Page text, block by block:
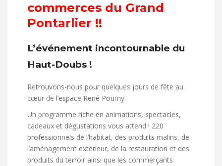
commerces du Grand
Pontarlier !!
L’événement incontournable du
Haut-Doubs !
Retrouvons-nous pour quelques jours de fête au
cœur de l’espace René Pourny.
Un programme riche en animations, spectacles,
cadeaux et dégustations vous attend ! 220
professionnels de l’habitat, des produits malins, de
l’aménagement extérieur, de la restauration et des
produits du terroir ainsi que les commerçants